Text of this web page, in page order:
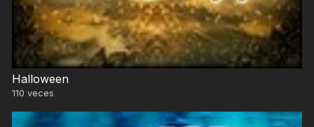
Halloween
110 veces